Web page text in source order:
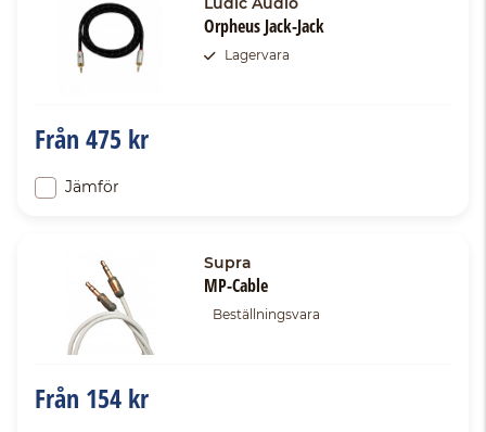
Orpheus Jack-Jack
Lagervara
Från 475 kr
Jämför
Supra
MP-Cable
Beställningsvara
Från 154 kr